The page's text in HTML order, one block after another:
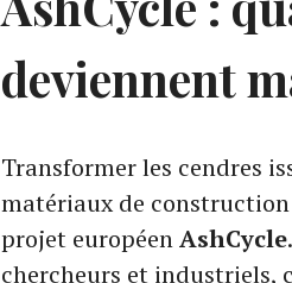
deviennent
Transformer les cendres
matériaux de construction
projet européenAshCycle
chercheurs et industriels,